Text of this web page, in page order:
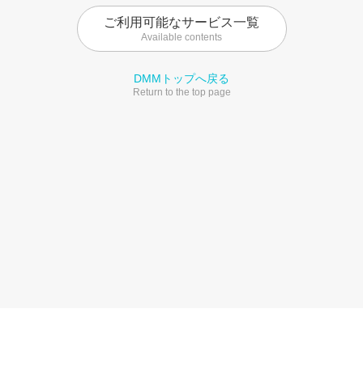
ご利用可能なサービス一覧
Available contents
DMMトップへ戻る
Return to the top page